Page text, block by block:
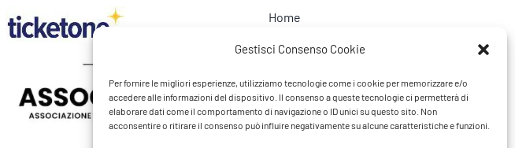
Gestisci Consenso Cookie
Per fornire le migliori esperienze, utilizziamo tecnologie come i cookie per memorizzare e/o
accedere alle informazioni del dispositivo. Il consenso a queste tecnologie ci permetterà di
elaborare dati come il comportamento di navigazione o ID unici su questo sito. Non
acconsentire o ritirare il consenso può influire negativamente su alcune caratteristiche e funzioni.
Home
Artisti
News
Tour